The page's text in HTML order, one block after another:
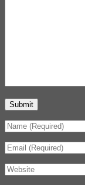
Submit